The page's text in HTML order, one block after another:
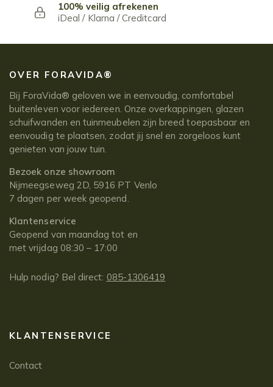
100% veilig afrekenen
iDeal / Klarna / Creditcard
OVER FORAVIDA®
Bij ForaVida® geloven we in eenvoudig, comfortabel
buitenleven voor iedereen. Onze overkappingen, glazen
schuifwanden en tuinmeubelen zijn breed toepasbaar en
eenvoudig te plaatsen, zodat jij snel en zorgeloos kunt
genieten van jouw tuin.
Bezoek onze showroom
Nijmeegseweg 2D, 5916 PT Venlo
7 dagen per week geopend.
Klantenservice
Geopend van maandag tot en
met vrijdag 08:30 – 17:00
Hulp nodig? Bel direct: 085-1306419
KLANTENSERVICE
Contact